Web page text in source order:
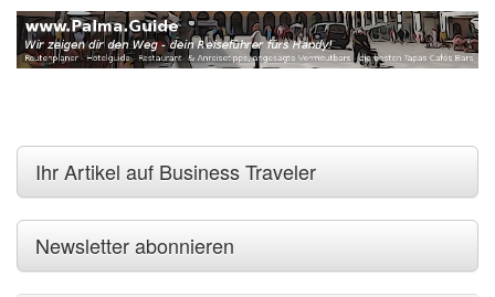
Ihr Artikel auf Business Traveler
Newsletter abonnieren